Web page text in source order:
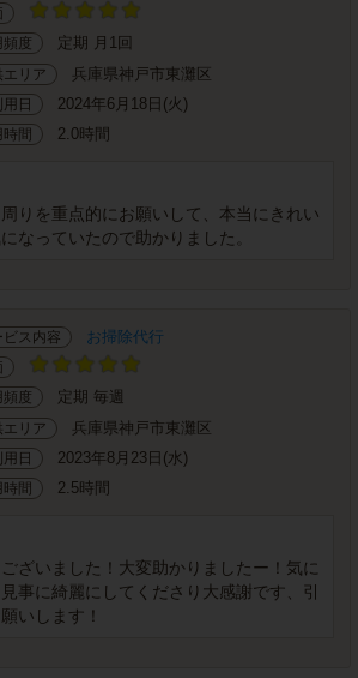
頻度
定期 月1回
エリア 兵庫県神戸市東灘区
用日 2024年6月18日(火)
間 2.0時間
りを重点的にお願いして、本当にきれい
なっていたので助かりました。
ビス内容 お掃除代行
頻度
定期 毎週
エリア 兵庫県神戸市東灘区
用日 2023年8月23日(水)
間 2.5時間
ざいました！大変助かりましたー！気に
事に綺麗にしてくださり大感謝です、引
いします！